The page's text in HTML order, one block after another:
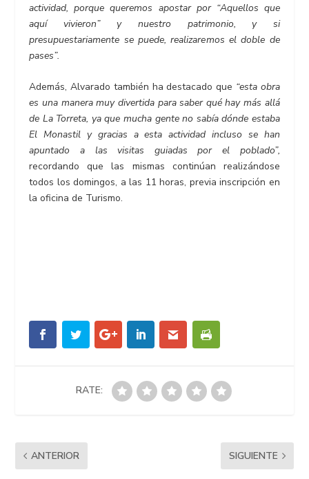
actividad, porque queremos apostar por “Aquellos que
aquí vivieron” y nuestro patrimonio, y si
presupuestariamente se puede, realizaremos el doble de
pases”.
Además, Alvarado también ha destacado que “esta obra
es una manera muy divertida para saber qué hay más allá
de La Torreta, ya que mucha gente no sabía dónde estaba
El Monastil y gracias a esta actividad incluso se han
apuntado a las visitas guiadas por el poblado”,
recordando que las mismas continúan realizándose
todos los domingos, a las 11 horas, previa inscripción en
la oficina de Turismo.
RATE:
ANTERIOR SIGUIENTE